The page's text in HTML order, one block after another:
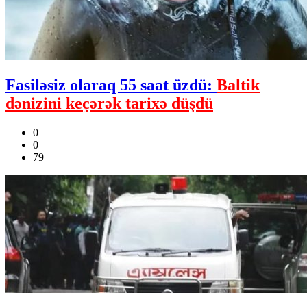
Fasiləsiz olaraq 55 saat üzdü: Baltik
dənizini keçərək tarixə düşdü
0
0
79